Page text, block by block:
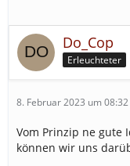
Do_Cop
Erleuchteter
8. Februar 2023 um 08:32
Vom Prinzip ne gute
können wir uns